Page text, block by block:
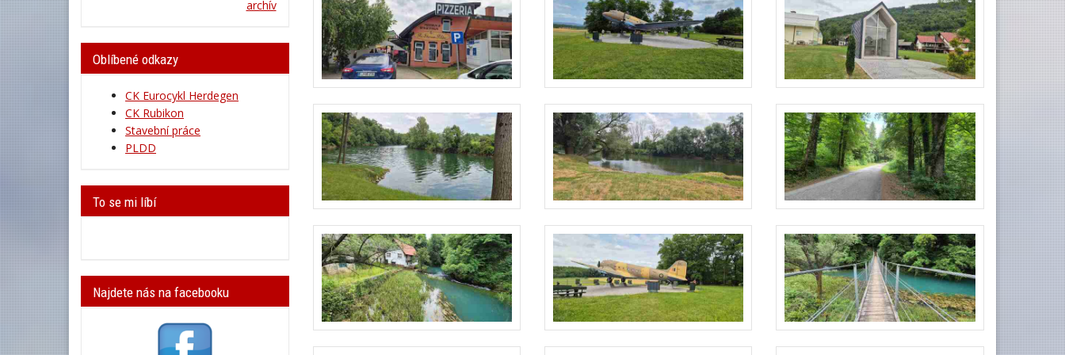
archív
Oblíbené odkazy
CK Eurocykl Herdegen
CK Rubikon
Stavební práce
PLDD
To se mi líbí
Najdete nás na facebooku